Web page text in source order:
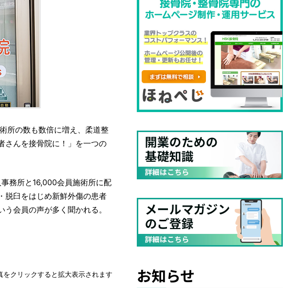
所の数も数倍に増え、柔道整
さんを接骨院に！」を一つの
務所と16,000会員施術所に配
脱臼をはじめ新鮮外傷の患者
会員の声が多く聞かれる。
をクリックすると拡大表示されます お知らせ